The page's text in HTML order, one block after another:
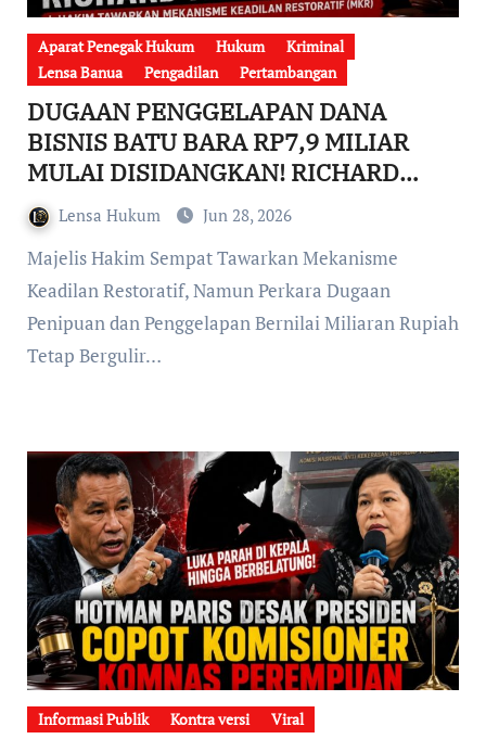
Aparat Penegak Hukum Hukum
Kriminal
Lensa Banua
Pengadilan Pertambangan
DUGAAN PENGGELAPAN DANA
BISNIS BATU BARA RP7,9 MILIAR
MULAI DISIDANGKAN! RICHARD
DUDUK DI KURSI PESAKITAN PN
BANJARMASIN
Lensa Hukum Jun 28, 2026
Majelis Hakim Sempat Tawarkan Mekanisme
Keadilan Restoratif, Namun Perkara Dugaan
Penipuan dan Penggelapan Bernilai Miliaran Rupiah
Tetap Bergulir…
Informasi Publik Kontra versi Viral